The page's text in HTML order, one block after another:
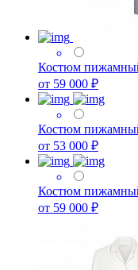
Костюм
от 59 000 ₽
Костюм
от 53 000 ₽
Костюм
от 59 000 ₽